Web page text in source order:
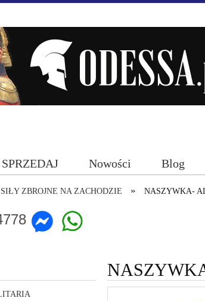
SPRZEDAJ Nowości Blog
ZBROJNE NA ZACHODZIE » NASZYWKA-